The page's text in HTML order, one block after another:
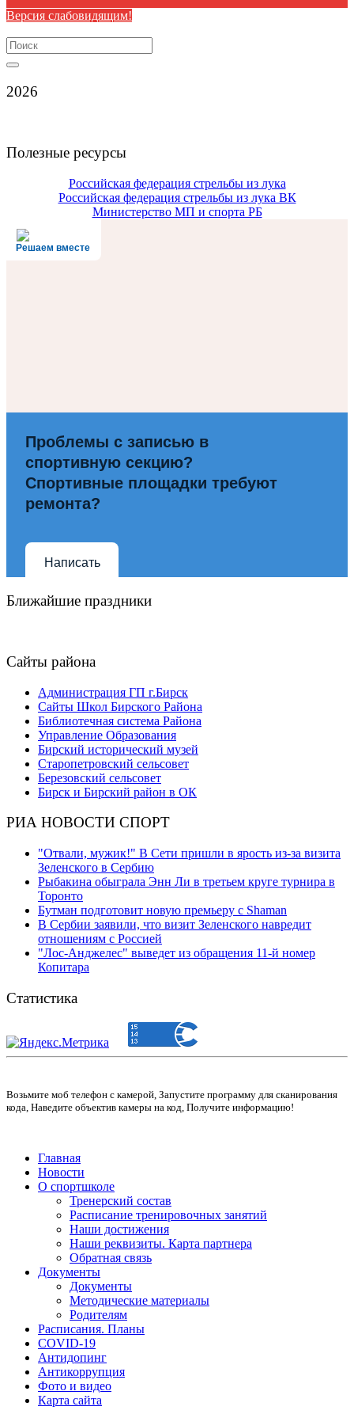
Версия слабовидящим!
Search
for:
2026
Полезные ресурсы
Российская федерация стрельбы из лука
Российская федерация стрельбы из лука ВК
Министерство МП и спорта РБ
Решаем вместе
Проблемы с записью в
спортивную секцию?
Спортивные площадки требуют
ремонта?
Написать
Ближайшие праздники
Сайты района
Администрация ГП г.Бирск
Сайты Школ Бирского Района
Библиотечная система Района
Управление Образования
Бирский исторический музей
Старопетровский сельсовет
Березовский сельсовет
Бирск и Бирский район в ОК
РИА НОВОСТИ СПОРТ
"Отвали, мужик!" В Сети пришли в ярость из-за визита
Зеленского в Сербию
Рыбакина обыграла Энн Ли в третьем круге турнира в
Торонто
Бутман подготовит новую премьеру с Shaman
В Сербии заявили, что визит Зеленского навредит
отношениям с Россией
"Лос-Анджелес" выведет из обращения 11-й номер
Копитара
Статистика
Возьмите моб телефон с камерой, Запустите программу для сканирования
кода, Наведите объектив камеры на код, Получите информацию!
Главная
Новости
О спортшколе
Тренерский состав
Расписание тренировочных занятий
Наши достижения
Наши реквизиты. Карта партнера
Обратная связь
Документы
Документы
Методические материалы
Родителям
Расписания. Планы
COVID-19
Антидопинг
Антикоррупция
Фото и видео
Карта сайта